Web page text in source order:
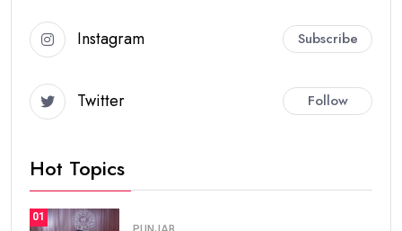
Instagram Subscribe
Twitter Follow
Hot Topics
01